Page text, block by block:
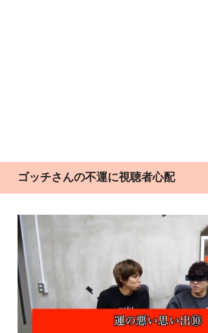
ゴッチさんの不運に視聴者心配